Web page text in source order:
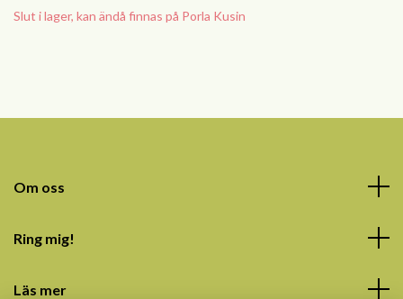
Slut i lager, kan ändå finnas på Porla Kusin
Om oss
Ring mig!
Läs mer